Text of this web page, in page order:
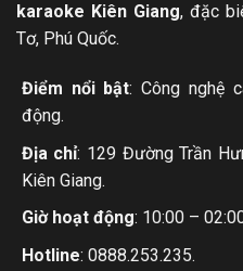
karaoke Kiên Giang, đặc
Tơ, Phú Quốc.
Điểm nổi bật: Công nghệ
động.
Địa chỉ: 129 Đường Trần
Kiên Giang.
Giờ hoạt động: 10:00 –
Hotline: 0888.253.235.